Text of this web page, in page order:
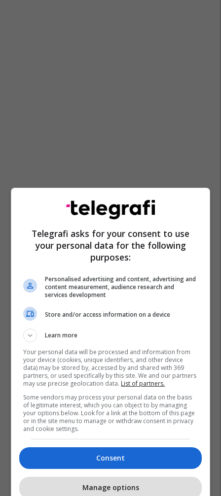
Telegrafi asks for your consent to use
your personal data for the following
purposes:
Personalised advertising and content, advertising and
content measurement, audience research and
services development
Store and/or access information on a device
Learn more
Your personal data will be processed and information from
your device (cookies, unique identifiers, and other device
data) may be stored by, accessed by and shared with 369
partners, or used specifically by this site. We and our partners
may use precise geolocation data. List of partners.
Some vendors may process your personal data on the basis
of legitimate interest, which you can object to by managing
your options below. Look for a link at the bottom of this page
or in the site menu to manage or withdraw consent in privacy
and cookie settings.
Consent
Manage options